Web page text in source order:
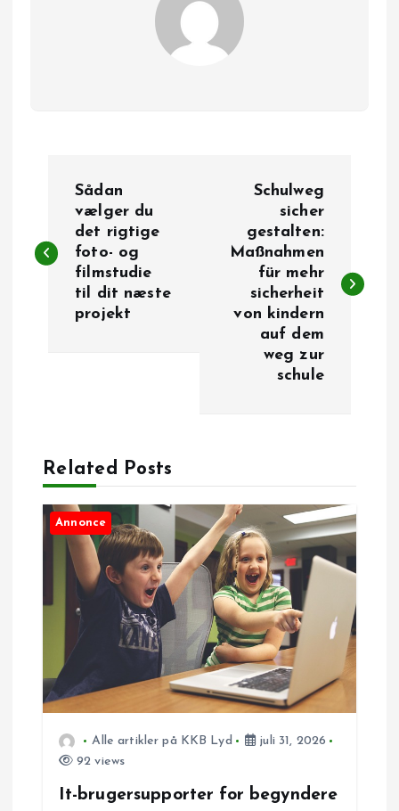
d
n
a
a
Sådan
vælger du
det rigtige
foto- og
filmstudie
til dit næste
projekt
Schulweg
sicher
gestalten:
Maßnahmen
für mehr
sicherheit
von kindern
auf dem
weg zur
schule
Related Posts
Annonce
Alle artikler på KKB Lyd
juli 31, 2026
92 views
It-brugersupporter for begyndere